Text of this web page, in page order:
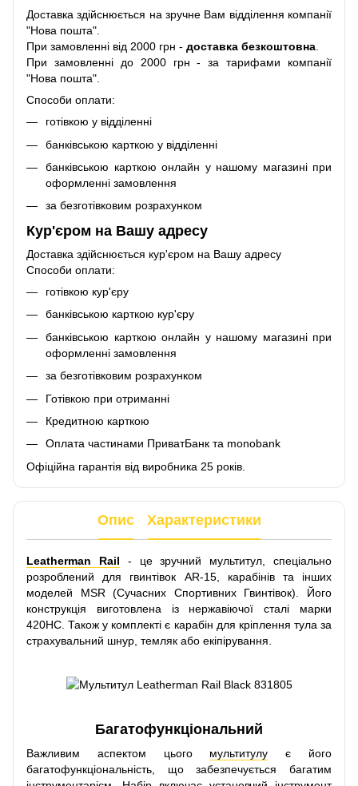
Доставка здійснюється на зручне Вам відділення компанії
"Нова пошта".
При замовленні від 2000 грн - доставка безкоштовна
При замовленні до 2000 грн - за тарифами компанії
"Нова пошта".
Способи оплати:
готівкою у відділенні
банківською карткою у відділенні
банківською карткою онлайн у нашому магазині при
оформленні замовлення
за безготівковим розрахунком
Кур'єром на Вашу адресу
Доставка здійснюється кур'єром на Вашу адресу
Способи оплати:
готівкою кур'єру
банківською карткою кур'єру
банківською карткою онлайн у нашому магазині при
оформленні замовлення
за безготівковим розрахунком
Готівкою при отриманні
Кредитною карткою
Оплата частинами ПриватБанк та monobank
Офіційна гарантія від виробника 25 років.
Опис Характеристики
Leatherman Rail - це зручний мультитул, спеціально
розроблений для гвинтівок AR-15, карабінів та інших
моделей MSR (Сучасних Спортивних Гвинтівок). Його
конструкція виготовлена із нержавіючої сталі марки
420НС. Також у комплекті є карабін для кріплення тула за
страхувальний шнур, темляк або екіпірування.
Багатофункціональний
Важливим аспектом цього мультитулу є його
багатофункціональність, що забезпечується багатим